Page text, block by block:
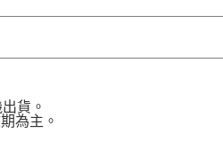
貨。
為主。